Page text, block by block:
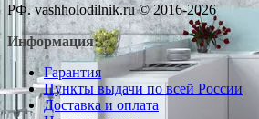
РФ. vashholodilnik.ru © 2016-2026
Информация:
Гарантия
Пункты выдачи по всей России
Доставка и оплата